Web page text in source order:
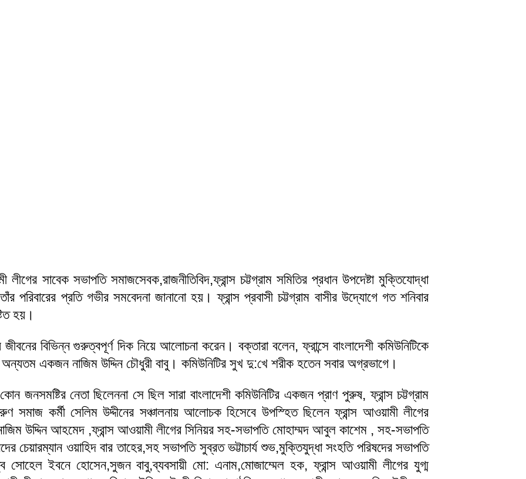
সাবেক সভাপতি সমাজসেবক,রাজনীতিবিদ,ফ্রান্স চট্টগ্রাম সমিতির প্রধান উপদেষ্টা মুক্তিযোদ্ধা
পরিবারের প্রতি গভীর সমবেদনা জানানো হয়। ফ্রান্স প্রবাসী চট্টগ্রাম বাসীর উদ্যোগে গত শনিবার
হয়।
বিভিন্ন গুরুত্বপূর্ণ দিক নিয়ে আলোচনা করেন। বক্তারা বলেন, ফ্রান্সে বাংলাদেশী কমিউনিটিকে
একজন নাজিম উদ্দিন চৌধুরী বাবু। কমিউনিটির সুখ দু:খে শরীক হতেন সবার অগ্রভাগে।
জনসমষ্টির নেতা ছিলেননা সে ছিল সারা বাংলাদেশী কমিউনিটির একজন প্রাণ পুরুষ, ফ্রান্স চট্টগ্রাম
কর্মী সেলিম উদ্দীনের সঞ্চালনায় আলোচক হিসেবে উপস্হিত ছিলেন ফ্রান্স আওয়ামী লীগের
উদ্দিন আহমেদ ,ফ্রান্স আওয়ামী লীগের সিনিয়র সহ-সভাপতি মোহাম্মদ আবুল কাশেম , সহ-সভাপতি
চেয়ারম্যান ওয়াহিদ বার তাহের,সহ সভাপতি সুব্রত ভট্টাচার্য শুভ,মুক্তিযুদ্ধা সংহতি পরিষদের সভাপতি
সোহেল ইবনে হোসেন,সুজন বাবু,ব্যবসায়ী মো: এনাম,মোজাম্মেল হক, ফ্রান্স আওয়ামী লীগের যুগ্ম